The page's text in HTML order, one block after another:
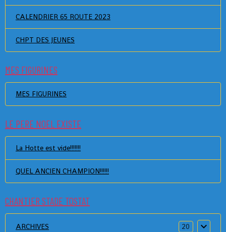
CALENDRIER 65 ROUTE 2023
CHPT DES JEUNES
MES FIGURINES
MES FIGURINES
LE PERE NOEL EXISTE
La Hotte est vide!!!!!!!
QUEL ANCIEN CHAMPION!!!!!!
CHANTIER STADE TOSTAT
ARCHIVES 20